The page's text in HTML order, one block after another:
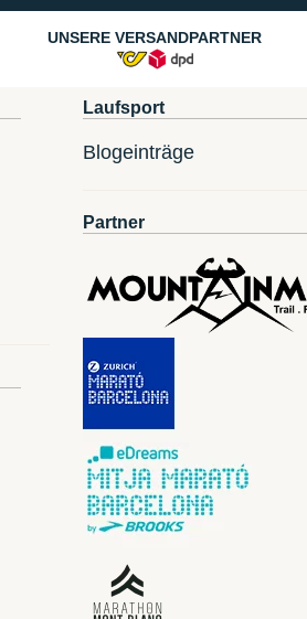
UNSERE VERSANDPARTNER
Laufsport
Blogeinträge
Partner